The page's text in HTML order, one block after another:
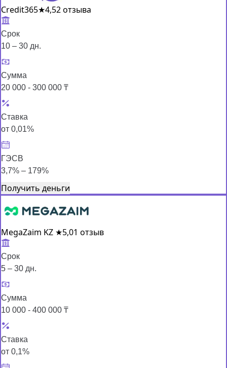
Credit365★4,52 отзыва
Срок
10 – 30 дн.
Сумма
20 000 - 300 000 ₸
Ставка
от 0,01%
ГЭСВ
3,7% – 179%
Получить деньги
MegaZaim KZ ★5,01 отзыв
Срок
5 – 30 дн.
Сумма
10 000 - 400 000 ₸
Ставка
от 0,1%